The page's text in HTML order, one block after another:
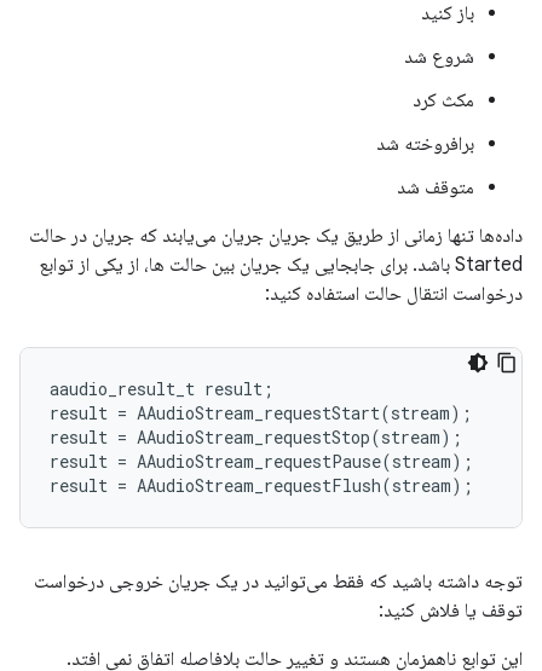
باز کنید
شروع شد
مکث کرد
برافروخته شد
متوقف شد
داده‌ها تنها زمانی از طریق یک جریان جریان می‌یابند که جریان در حالت
Started باشد. برای جابجایی یک جریان بین حالت ها، از یکی از توابع
درخواست انتقال حالت استفاده کنید:
aaudio_result_t result ;
result = AAudioStream_requestStart(stream);
result = AAudioStream_requestStop(stream);
result = AAudioStream_requestPause(stream);
result = AAudioStream_requestFlush(stream);
توجه داشته باشید که فقط می‌توانید در یک جریان خروجی درخواست
توقف یا فلاش کنید:
این توابع ناهمزمان هستند و تغییر حالت بلافاصله اتفاق نمی افتد.